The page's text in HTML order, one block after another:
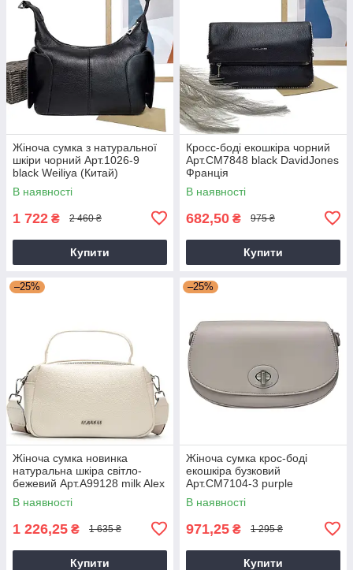
Жіноча сумка з натуральної
шкіри чорний Арт.1026-9
black Weiliya (Китай)
В наявності
1 722 ₴ 2 460 ₴
Купити
Кросс-боді екошкіра чорний
Арт.CM7848 black DavidJones
Франція
В наявності
682,50 ₴ 975 ₴
Купити
–25%
Жіноча сумка новинка
натуральна шкіра світло-
бежевий Арт.A99128 milk Alex
Rai (Китай)
В наявності
1 226,25 ₴ 1 635 ₴
Купити
–25%
Жіноча сумка крос-боді
екошкіра бузковий
Арт.CM7104-3 purple
DavidJones Франція
В наявності
971,25 ₴ 1 295 ₴
Купити